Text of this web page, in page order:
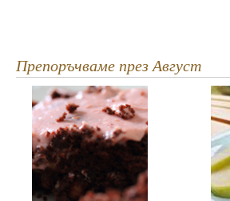
Препоръчваме през Август